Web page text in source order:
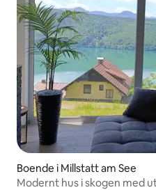
Boende i Millstatt am See
Modernt hus i skogen med